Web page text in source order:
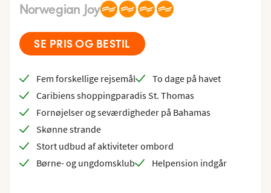
Norwegian Joy
SE PRIS OG BESTIL
Fem forskellige rejsemål
To dage på havet
Caribiens shoppingparadis St. Thomas
Fornøjelser og seværdigheder på Bahamas
Skønne strande
Stort udbud af aktiviteter ombord
Børne- og ungdomsklub
Helpension indgår